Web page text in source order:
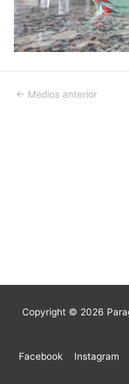
Navegación
← Medios anterior
Copyright © 2026
Facebook Instagram